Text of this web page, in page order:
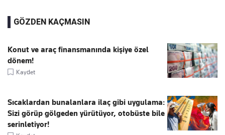
GÖZDEN KAÇMASIN
Konut ve araç finansmanında kişiye özel
dönem!
Kaydet
Sıcaklardan bunalanlara ilaç gibi uygulama:
Sizi görüp gölgeden yürütüyor, otobüste bile
serinletiyor!